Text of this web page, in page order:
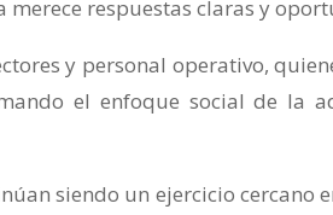
respuestas claras y
y personal operativo,
el enfoque social de la
siendo un ejercicio cercano